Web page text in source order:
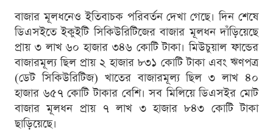
বাজার মূলধনেও ইতিবাচক পরিবর্তন দেখা গেছে। দিন শেষে
ডিএসইতে ইকুইটি সিকিউরিটিজের বাজার মূলধন দাঁড়িয়েছে
প্রায় ৩ লাখ ৬০ হাজার ৩৪৬ কোটি টাকা। মিউচুয়াল ফান্ডের
বাজারমূল্য ছিল প্রায় ২ হাজার ৮৩১ কোটি টাকা এবং ঋণপত্র
(ডেট সিকিউরিটিজ) খাতের বাজারমূল্য ছিল ৩ লাখ ৪০
হাজার ৬৫৭ কোটি টাকার বেশি। সব মিলিয়ে ডিএসইর মোট
বাজার মূলধন প্রায় ৭ লাখ ৩ হাজার ৮৪৩ কোটি টাকা
ছাড়িয়েছে।